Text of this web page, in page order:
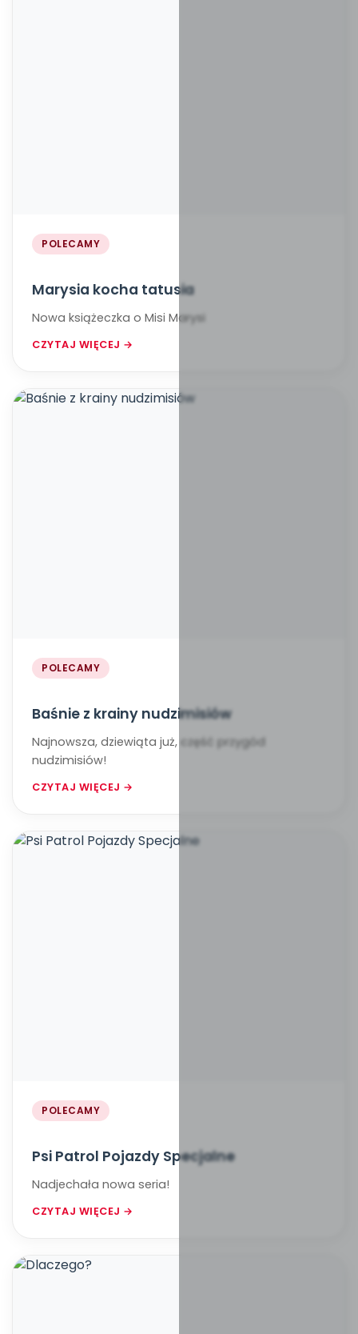
POLECAMY
Marysia kocha tatusia
Nowa książeczka o Misi Marysi
CZYTAJ WIĘCEJ →
POLECAMY
Baśnie z krainy nudzimisiów
Najnowsza, dziewiąta już, część przygód
nudzimisiów!
CZYTAJ WIĘCEJ →
POLECAMY
Psi Patrol Pojazdy Specjalne
Nadjechała nowa seria!
CZYTAJ WIĘCEJ →